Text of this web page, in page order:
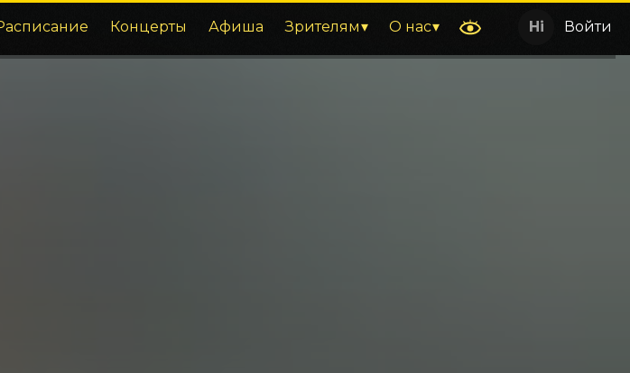
Концерты Афиша Зрителям О нас Войти